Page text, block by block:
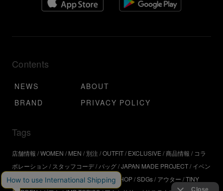
Contents
NEWS
ABOUT
BRAND
PRIVACY POLICY
Tags
店舗情報 WOMEN MEN 別注 OUTFIT EXCLUSIVE 商品情報
コラ
ボレーション
スタッフコーデ バッグ JAPAN MADE PROJECT イベン
ト アウトドア インタビュー WORKSHOP SDGs アウター TINY